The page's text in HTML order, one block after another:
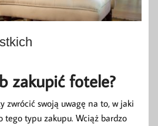
zakupić fotele?
zwrócić swoją uwagę na to, w jaki
tego typu zakupu. Wciąż bardzo